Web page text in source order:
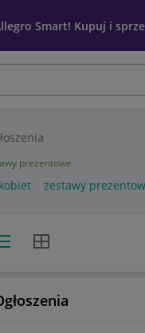
Smart! Kupuj i
prezentowe
zestawy
listy
Widok siatki